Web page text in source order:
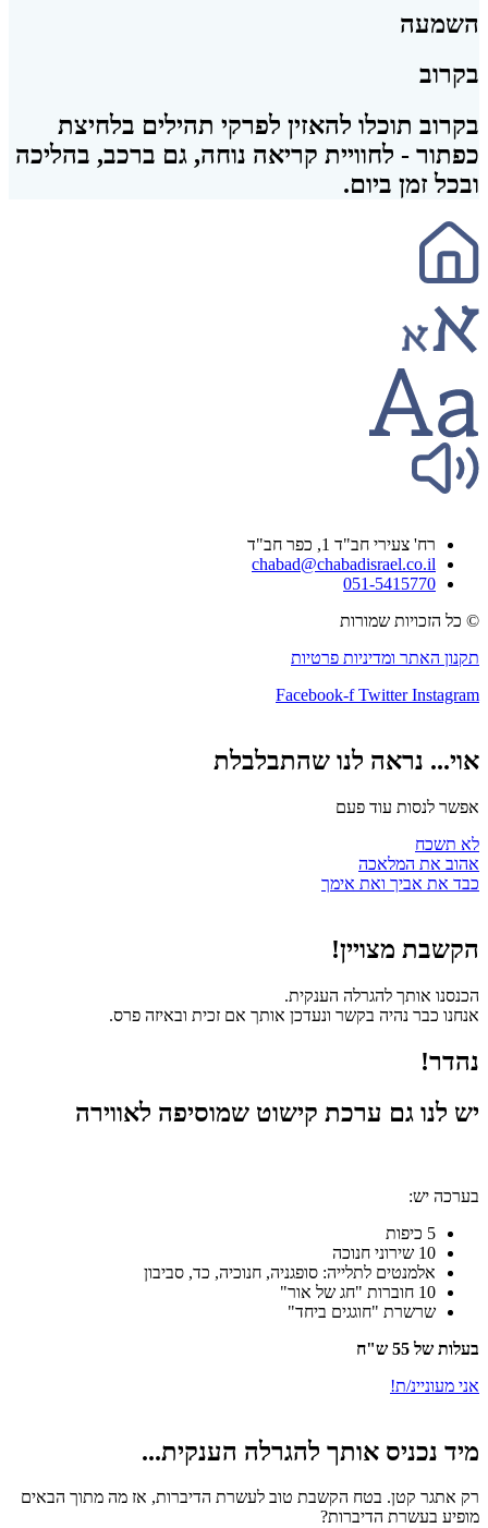
השמעה
בקרוב
בקרוב תוכלו להאזין לפרקי תהילים בלחיצת
כפתור - לחוויית קריאה נוחה, גם ברכב, בהליכה
ובכל זמן ביום.
רח' צעירי חב"ד 1, כפר חב"ד
chabad@chabadisrael.co.il
051-5415770
© כל הזכויות שמורות
תקנון האתר ומדיניות פרטיות
Facebook-f Twitter Instagram
אוי... נראה לנו שהתבלבלת
אפשר לנסות עוד פעם
לא תשכח
אהוב את המלאכה
כבד את אביך ואת אימך
הקשבת מצויין!
הכנסנו אותך להגרלה הענקית.
אנחנו כבר נהיה בקשר ונעדכן אותך אם זכית ובאיזה פרס.
נהדר!
יש לנו גם ערכת קישוט שמוסיפה לאווירה
בערכה יש:
5 כיפות
10 שירוני חנוכה
אלמנטים לתלייה: סופגניה, חנוכיה, כד, סביבון
10 חוברות "חג של אור"
שרשרת "חוגגים ביחד"
בעלות של 55 ש"ח
אני מעוניינ/ת!
מיד נכניס אותך להגרלה הענקית...
רק אתגר קטן. בטח הקשבת טוב לעשרת הדיברות, אז מה מתוך הבאים
מופיע בעשרת הדיברות?